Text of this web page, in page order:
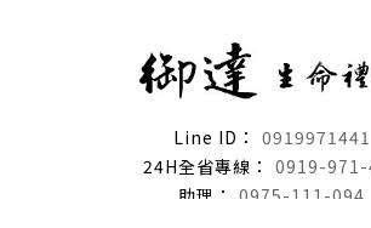
0919971441
0919-971-
0975-111-094